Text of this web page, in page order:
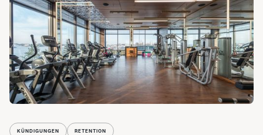
KÜNDIGUNGEN RETENTION